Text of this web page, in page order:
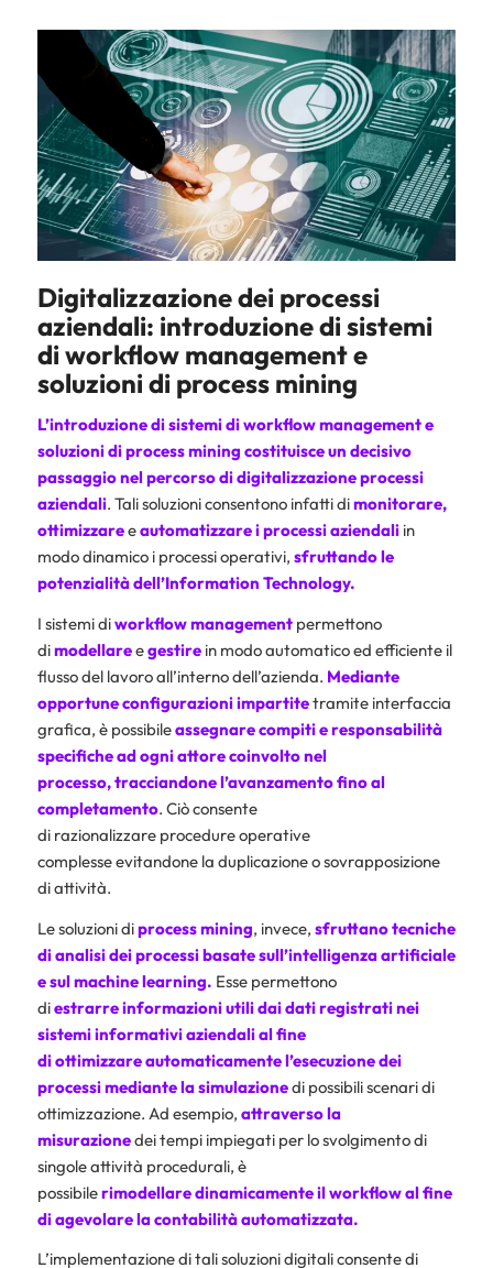
Digitalizzazione dei processi
aziendali: introduzione di sistemi
di workflow management e
soluzioni di process mining
L’introduzione di sistemi di workflow management e
soluzioni di process mining costituisce un decisivo
passaggio nel percorso didigitalizzazione processi
aziendali. Tali soluzioni consentono infatti dimonitorare,
ottimizzareeautomatizzare i processi aziendaliin
modo dinamico i processi operativi, sfruttandole
potenzialità dell’Information Technology.
I sistemi diworkflow managementpermettono
dimodellareegestirein modo automatico ed efficiente il
flusso del lavoro all’interno dell’azienda. Mediante
opportune configurazioni impartitetramite interfaccia
grafica, è possibileassegnarecompiti e responsabilità
specifiche ad ogni attore coinvolto nel
processo, tracciandone l’avanzamento fino al
completamento. Ciò consente
di razionalizzare procedure operative
complesse evitandone la duplicazione o sovrapposizione
di attività.
Le soluzioni diprocess mining, invece, sfruttanotecniche
di analisi dei processi basate sull’intelligenza artificiale
e sul machine learning. Esse permettono
diestrarre informazioni utili dai dati registrati nei
sistemi informativi aziendali al fine
di ottimizzare automaticamente l’esecuzione dei
processi mediante la simulazionedi possibili scenari di
ottimizzazione. Ad esempio, attraverso la
misurazionedei tempi impiegati per lo svolgimento di
singole attività procedurali, è
possibilerimodellaredinamicamente il workflow al fine
diagevolare lacontabilità automatizzata.
L’implementazione di tali soluzioni digitali consente di